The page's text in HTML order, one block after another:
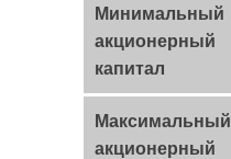
Минимальный
акционерный
капитал
Максимальный
акционерный